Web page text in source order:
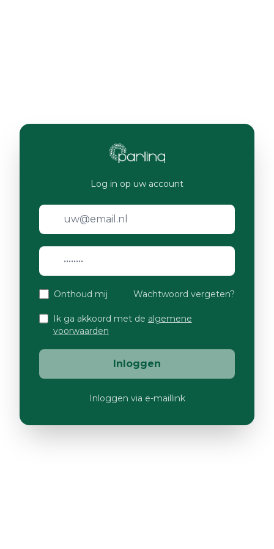
Log in op uw account
Onthoud mij Wachtwoord vergeten?
Ik ga akkoord met de algemene
voorwaarden
Inloggen
Inloggen via e-maillink